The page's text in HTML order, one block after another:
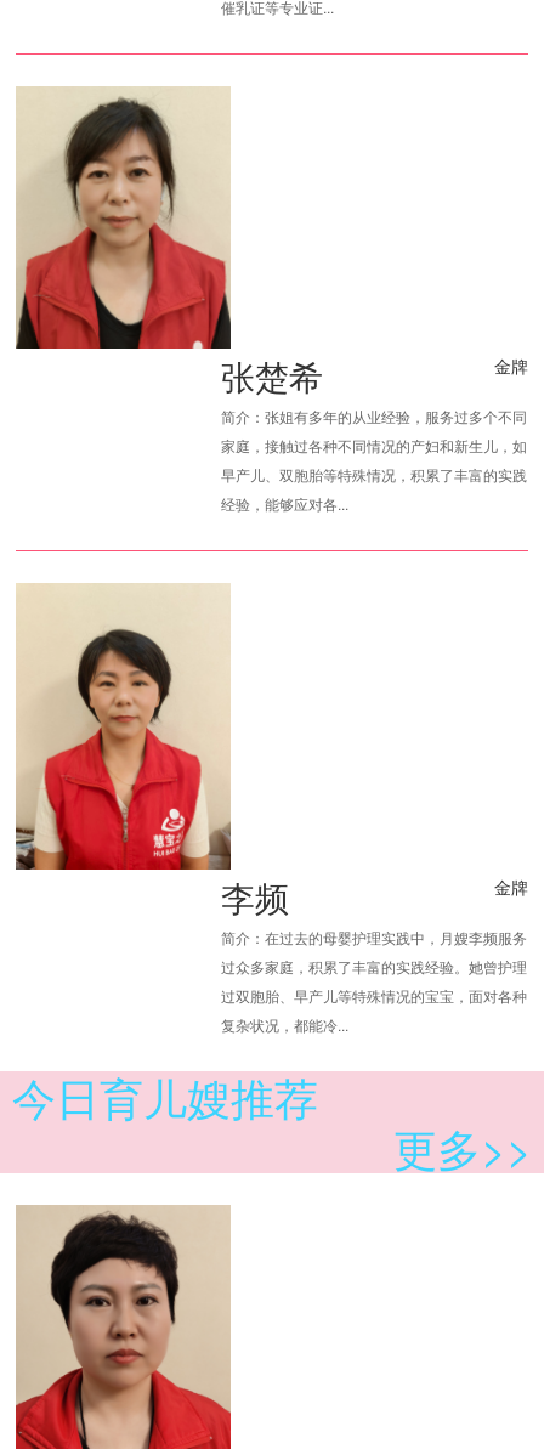
催乳证等专业证...
张楚希 金牌
简介：张姐有多年的从业经验，服务过多个不同
家庭，接触过各种不同情况的产妇和新生儿，如
早产儿、双胞胎等特殊情况，积累了丰富的实践
经验，能够应对各...
李频 金牌
简介：在过去的母婴护理实践中，月嫂李频服务
过众多家庭，积累了丰富的实践经验。她曾护理
过双胞胎、早产儿等特殊情况的宝宝，面对各种
复杂状况，都能冷...
今日育儿嫂推荐
更多>>